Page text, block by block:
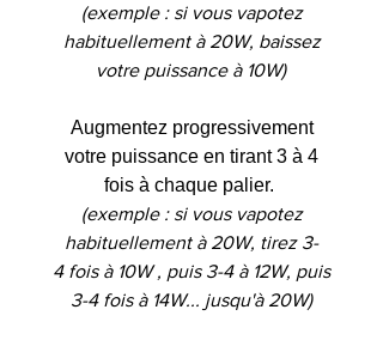
(exemple : si vous vapotez
habituellement à 20W, baissez
votre puissance à 10W)
Augmentez progressivement
votre puissance en tirant 3 à 4
fois à chaque palier.
(exemple : si vous vapotez
habituellement à 20W, tirez 3-
4 fois à 10W , puis 3-4 à 12W, puis
3-4 fois à 14W... jusqu'à 20W)